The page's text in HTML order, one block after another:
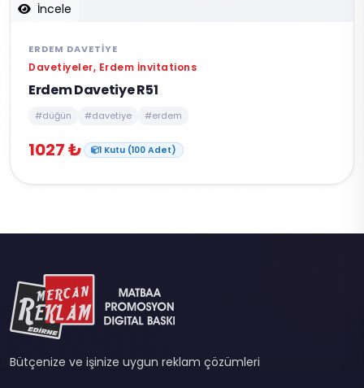
İncele
ERDEM DAVETIYE
Davetiyeler, Erdem İnvitations
Erdem Davetiye R51
#düğün #davetiye #erdem
1027 ₺ 1 Kutu (100 Adet)
Bütçenize ve işinize uygun reklam çözümleri